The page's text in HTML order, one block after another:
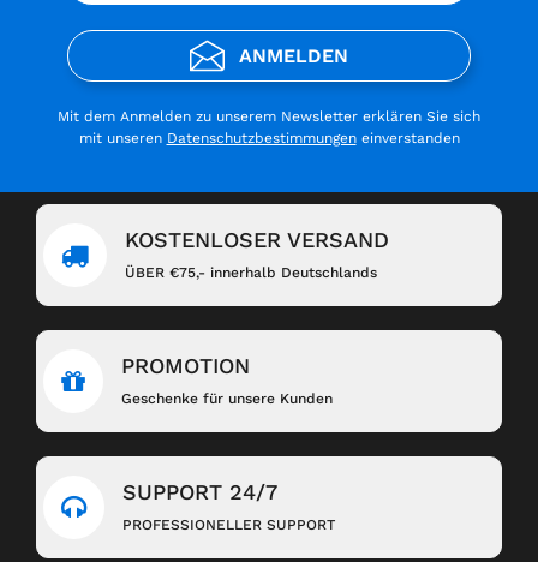
ANMELDEN
Mit dem Anmelden zu unserem Newsletter erklären Sie sich
mit unseren Datenschutzbestimmungeneinverstanden
KOSTENLOSER VERSAND
ÜBER €75,- innerhalb Deutschlands
PROMOTION
Geschenke für unsere Kunden
SUPPORT 24/7
PROFESSIONELLER SUPPORT